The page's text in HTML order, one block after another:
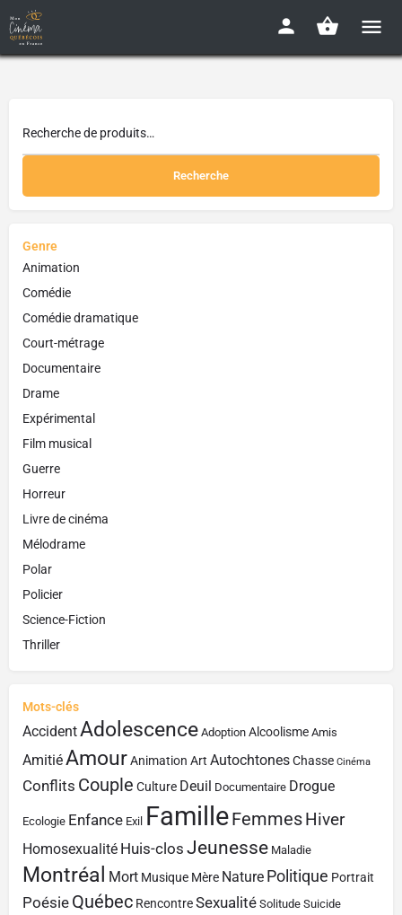
Recherche
Genre
Animation
Comédie
Comédie dramatique
Court-métrage
Documentaire
Drame
Expérimental
Film musical
Guerre
Horreur
Livre de cinéma
Mélodrame
Polar
Policier
Science-Fiction
Thriller
Mots-clés
AccidentAdolescence Adoption Alcoolisme Amis
AmitiéAmourAnimation Art AutochtonesChasse Cinéma
Conflits Couple Culture Deuil Documentaire Drogue
Ecologie Enfance Exil FamilleFemmesHiver
Homosexualité Huis-clos Jeunesse Maladie
Montréal Mort Musique Mère Nature Politique Portrait
Poésie Québec RencontreSexualité Solitude Suicide